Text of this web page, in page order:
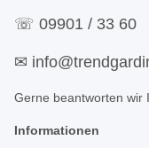
☏ 09901 / 33 60
✉
Gerne beantworten wir
Informationen